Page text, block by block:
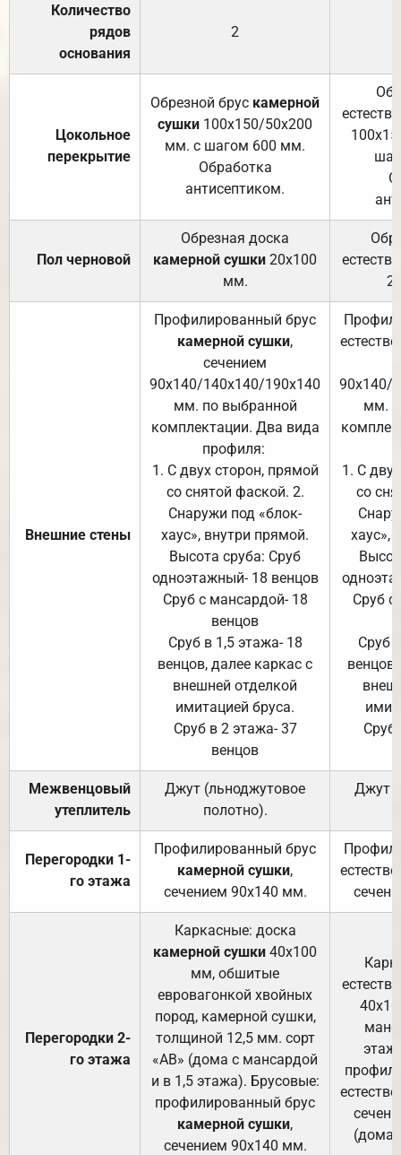
Количество
рядов
основания
2
Цокольное
перекрытие
Обрезной брус камерной
сушки 100х150/50х200
мм. с шагом 600 мм.
Обработка
антисептиком.
Пол черновой
Обрезная доска
камерной сушки 20х100
мм.
Внешние стены
Профилированный брус
камерной сушки,
сечением
90х140/140х140/190х140
мм. по выбранной
комплектации. Два вида
профиля:
1. С двух сторон, прямой
со снятой фаской. 2.
Снаружи под «блок-
хаус», внутри прямой.
Высота сруба: Сруб
одноэтажный- 18 венцов
Сруб с мансардой- 18
венцов
Сруб в 1,5 этажа- 18
венцов, далее каркас с
внешней отделкой
имитацией бруса.
Сруб в 2 этажа- 37
венцов
90х140/
мм.
1. С
со
хаус»,
Сруб с
Сруб
Сруб
Межвенцовый
утеплитель
Джут (льноджутовое
полотно).
Джут
Перегородки 1-
го этажа
Профилированный брус
камерной сушки,
сечением 90х140 мм.
Перегородки 2-
го этажа
Каркасные: доска
камерной сушки 40х100
мм, обшитые
евровагонкой хвойных
пород, камерной сушки,
толщиной 12,5 мм. сорт
«АВ» (дома с мансардой
и в 1,5 этажа). Брусовые:
профилированный брус
камерной сушки,
сечением 90х140 мм.
(дома